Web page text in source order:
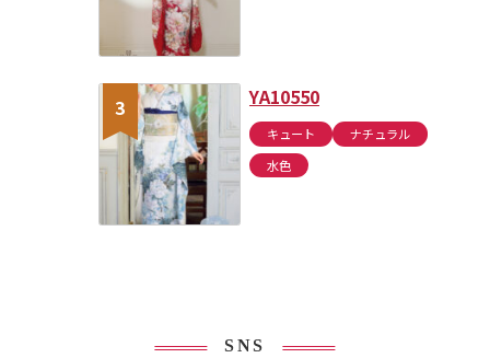
YA10550
キュート
ナチュラル
水色
SNS